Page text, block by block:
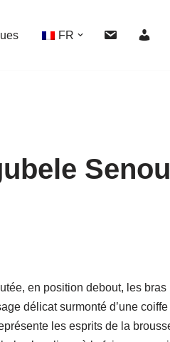
FR
en position debout, les bras
délicat surmonté d’une
les esprits de la